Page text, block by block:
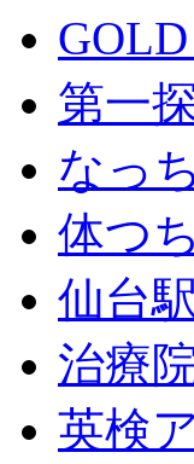
第一
なっ
体つ
仙台
治療
英検